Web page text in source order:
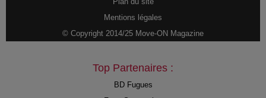
Mentions légales
© Copyright 2014/25 Move-ON Magazine
Top Partenaires :
BD Fugues